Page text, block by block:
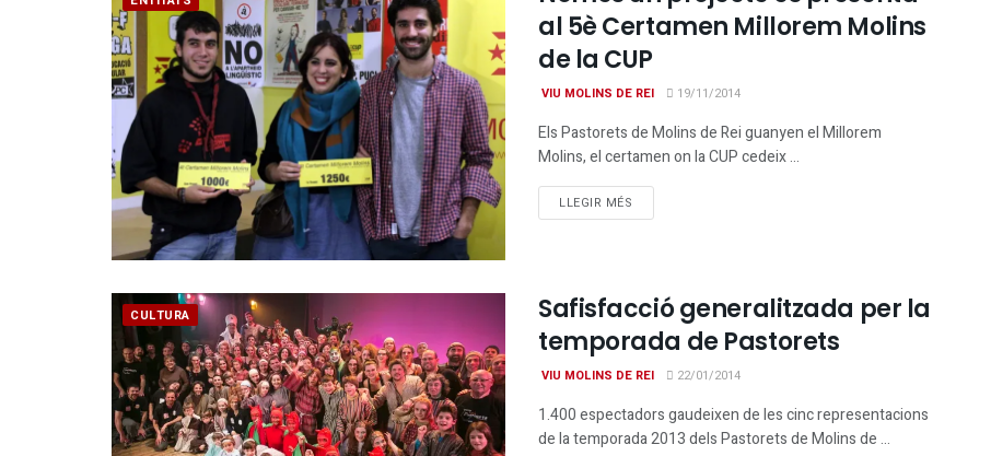
al 5è Certamen Millorem Molins
de la CUP
VIU MOLINS DE REI 19/11/2014
Els Pastorets de Molins de Rei guanyen el Millorem
Molins, el certamen on la CUP cedeix ...
LLEGIR MÉS
CULTURA
Safisfacció generalitzada per la
temporada de Pastorets
VIU MOLINS DE REI 22/01/2014
1.400 espectadors gaudeixen de les cinc representacions
de la temporada 2013 dels Pastorets de Molins de ...